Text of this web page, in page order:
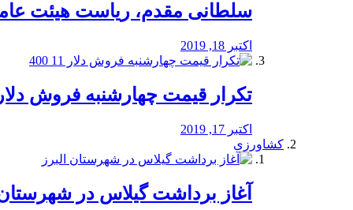
سلطانی مقدم، ریاست هیئت
اکتبر 18, 2019
تکرار قیمت چهارشنبه فروش دلار 11
اکتبر 17, 2019
کشاورزی
آغاز برداشت گیلاس در شهرستان